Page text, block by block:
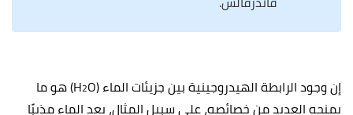
إن وجود الرابطة الهيدروجينية بين جزيئات الماء (H 2 O) هو ما
يمنحه العديد من خصائصه، على سبيل المثال، يعد الماء مذيبًا